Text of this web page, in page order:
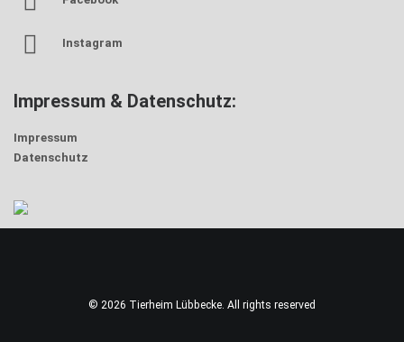
Instagram
Impressum & Datenschutz:
Impressum
Datenschutz
© 2026 Tierheim Lübbecke. All rights reserved